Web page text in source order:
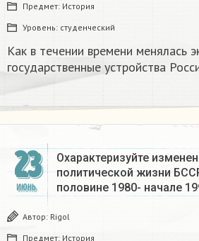
Предмет: История
Уровень: студенческий
Как в течении времени менялась
государственные устройства
23
ИЮНЬ
Охарактеризуйте
политической жизни
половине 1980- начале
Автор: Rigol
Предмет: История